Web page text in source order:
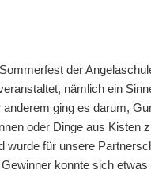
der
nämlich ein
ging es darum,
oder Dinge aus Kisten
wurde für unsere
konnte sich etwas